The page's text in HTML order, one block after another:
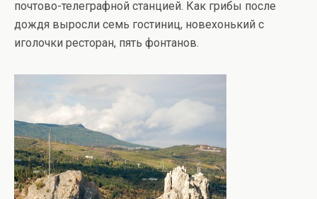
почтово-телеграфной станцией. Как грибы после
дождя выросли семь гостиниц, новехонький с
иголочки ресторан, пять фонтанов.